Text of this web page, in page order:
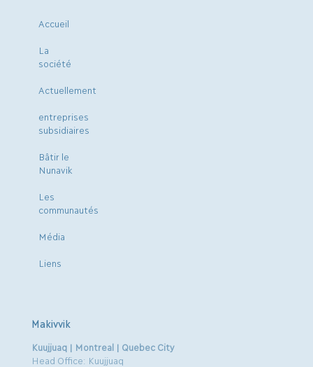
Accueil
La
société
Actuellement
entreprises
subsidiaires
Bâtir le
Nunavik
Les
communautés
Média
Liens
Makivvik
Kuujjuaq | Montreal | Quebec City
Head Office: Kuujjuaq